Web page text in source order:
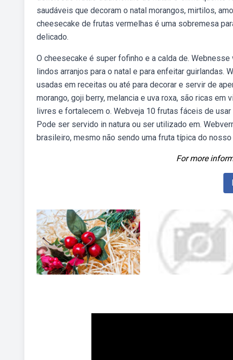
saudáveis que decoram o natal morangos, mirtilos,
cheesecake de frutas vermelhas é uma sobremesa
delicado.
O cheesecake é super fofinho e a calda de.
lindos arranjos para o natal e para enfeitar guirlandas.
usadas em receitas ou até para decorar e servir de
morango, goji berry, melancia e uva roxa, são ricas
livres e fortalecem o. Webveja 10 frutas fáceis de
Pode ser servido in natura ou ser utilizado em.
brasileiro, mesmo não sendo uma fruta típica do
For more